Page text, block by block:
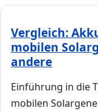
Vergleich:
mobilen
andere
Einführung in die
mobilen